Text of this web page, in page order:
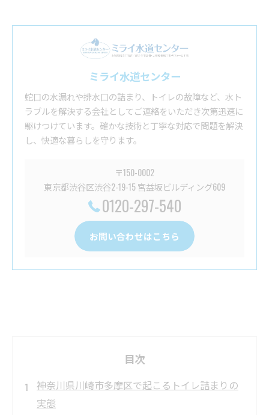
ミライ水道センター
蛇口の水漏れや排水口の詰まり、トイレの故障など、水ト
ラブルを解決する会社としてご連絡をいただき次第迅速に
駆けつけています。確かな技術と丁寧な対応で問題を解決
し、快適な暮らしを守ります。
〒150-0002
東京都渋谷区渋谷2-19-15 宮益坂ビルディング609
0120-297-540
お問い合わせはこちら
目次
神奈川県川崎市多摩区で起こるトイレ詰まりの
実態